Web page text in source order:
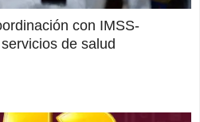
con IMSS-
de salud